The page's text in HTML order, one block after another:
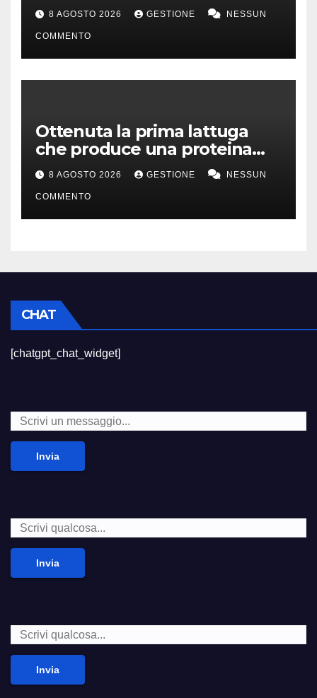
second hand
8 AGOSTO 2026 GESTIONE NESSUN
COMMENTO
Ottenuta la prima lattuga
che produce una proteina
chiave della carne
8 AGOSTO 2026 GESTIONE NESSUN
COMMENTO
CHAT
[chatgpt_chat_widget]
Invia
Invia
Invia